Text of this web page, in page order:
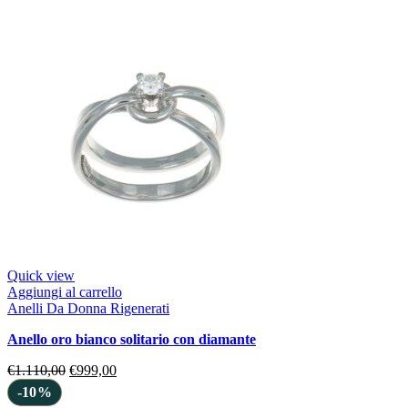
Quick view
Aggiungi al carrello
Anelli Da Donna Rigenerati
anello oro bianco solitario con diamante
€1.110,00 €999,00
-10%